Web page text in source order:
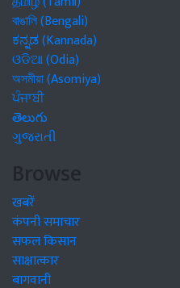
বাঙালি (Bengali)
ಕನ್ನಡ (Kannada)
ଓଡିଆ (Odia)
অসমীয়া (Asomiya)
ਪੰਜਾਬੀ
తెలుగు
ગુજરાતી
Browse
खबरें
कंपनी समाचार
सफल किसान
साक्षात्कार
बागवानी